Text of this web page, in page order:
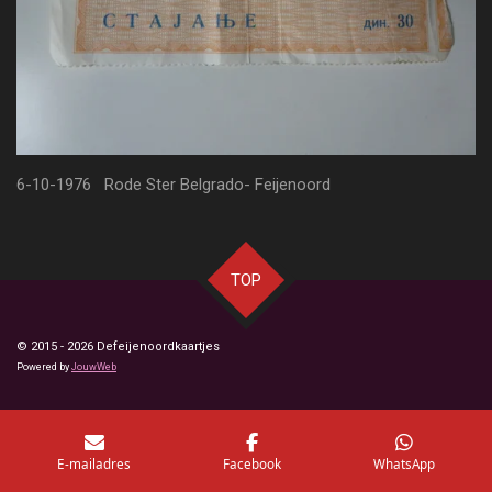
6-10-1976 Rode Ster Belgrado- Feijenoord
TOP
© 2015 - 2026 Defeijenoordkaartjes
Powered by JouwWeb
E-mailadres Facebook WhatsApp